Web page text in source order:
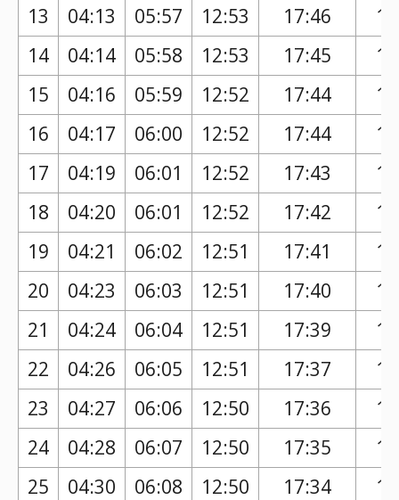
13 04:13 05:57 12:53 17:46
14
04:14 05:58 12:53 17:45
15
04:16 05:59 12:52 17:44
16
04:17 06:00 12:52 17:44
17
04:19 06:01 12:52 17:43
18
04:20 06:01 12:52 17:42
19
04:21 06:02 12:51 17:41
20
04:23 06:03 12:51 17:40
21
04:24 06:04 12:51 17:39
22
04:26 06:05 12:51 17:37
23
04:27 06:06 12:50 17:36
24
04:28 06:07 12:50 17:35
25
04:30 06:08 12:50 17:34